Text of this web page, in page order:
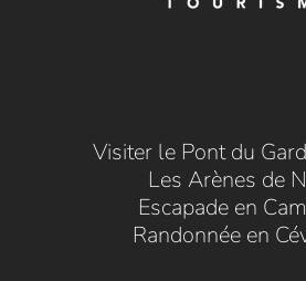
Visiter le Pont du
Les Arènes de
Escapade en
Randonnée en